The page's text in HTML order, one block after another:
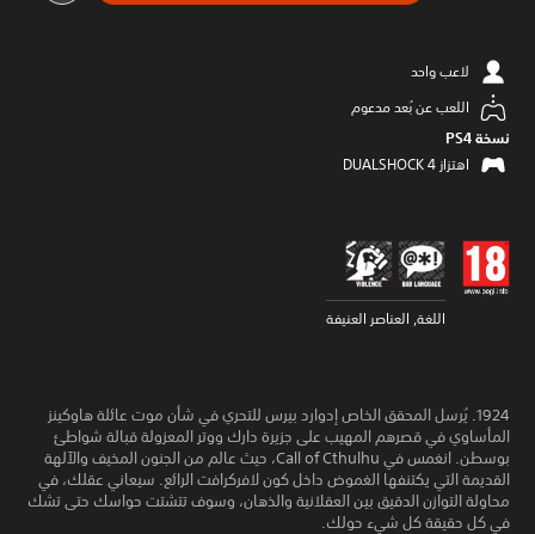
لاعب واحد
اللعب عن بُعد مدعوم
نسخة PS4‏
اهتزاز DUALSHOCK 4‏
اللغة, العناصر العنيفة
1924. يُرسل المحقق الخاص إدوارد بيرس للتحري في شأن موت عائلة هاوكينز
المأساوي في قصرهم المهيب على جزيرة دارك ووتر المعزولة قبالة شواطئ
بوسطن. انغمس في Call of Cthulhu، حيث عالم من الجنون المخيف والآلهة
القديمة التي يكتنفها الغموض داخل كون لافركرافت الرائع. سيعاني عقلك، في
محاولة التوازن الدقيق بين العقلانية والذهان، وسوف تتشتت حواسك حتى تشك
في كل حقيقة كل شيء حولك.